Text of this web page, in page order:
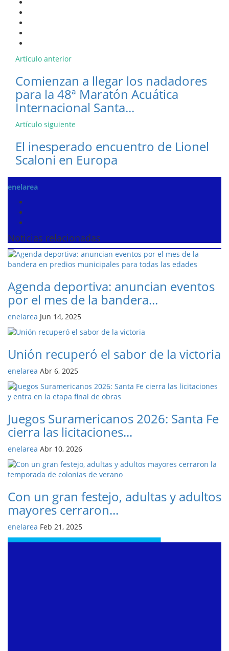
Artículo anterior
Comienzan a llegar los nadadores
para la 48ª Maratón Acuática
Internacional Santa...
Artículo siguiente
El inesperado encuentro de Lionel
Scaloni en Europa
enelarea
Noticias relacionadas
Agenda deportiva: anuncian eventos
por el mes de la bandera...
enelarea Jun 14, 2025
Unión recuperó el sabor de la victoria
enelarea Abr 6, 2025
Juegos Suramericanos 2026: Santa Fe
cierra las licitaciones...
enelarea Abr 10, 2026
Con un gran festejo, adultas y adultos
mayores cerraron...
enelarea Feb 21, 2025